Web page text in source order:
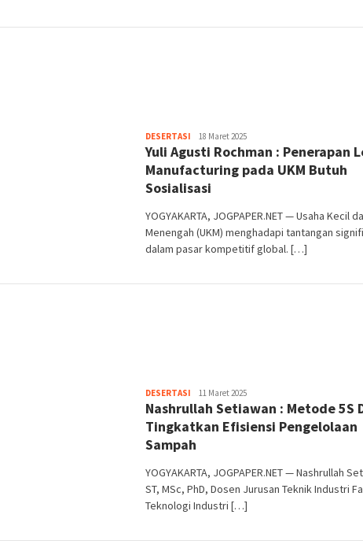
DESERTASI Heri
Purwata
18 Maret 2025
Yuli Agusti Rochman : Penerapan
Manufacturing pada UKM Butuh
Sosialisasi
YOGYAKARTA, JOGPAPER.NET — Usaha Kecil
Menengah (UKM) menghadapi tantangan
dalam pasar kompetitif global. […]
DESERTASI Heri
Purwata
11 Maret 2025
Nashrullah Setiawan : Metode 5S
Tingkatkan Efisiensi Pengelolaan
Sampah
YOGYAKARTA, JOGPAPER.NET — Nashrullah
ST, MSc, PhD, Dosen Jurusan Teknik Industri
Teknologi Industri […]